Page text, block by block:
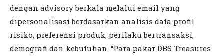
dengan advisory berkala melalui email yang
dipersonalisasi berdasarkan analisis data profil
risiko, preferensi produk, perilaku bertransaksi,
demografi dan kebutuhan. “Para pakar DBS Treasures